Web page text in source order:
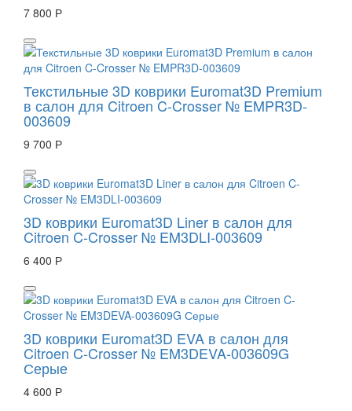
7 800 Р
Текстильные 3D коврики Euromat3D Premium
в салон для Citroen C-Crosser № EMPR3D-
003609
9 700 Р
3D коврики Euromat3D Liner в салон для
Citroen C-Crosser № EM3DLI-003609
6 400 Р
3D коврики Euromat3D EVA в салон для
Citroen C-Crosser № EM3DEVA-003609G
Серые
4 600 Р